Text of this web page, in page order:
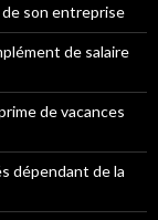
son entreprise
de salaire
de vacances
dépendant de la